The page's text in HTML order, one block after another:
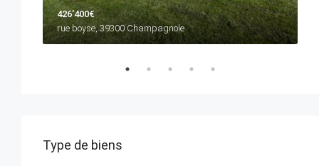
426'400€
rue boyse, 39300 Champagnole
Type de biens